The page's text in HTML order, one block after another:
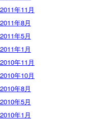
2011年11月
2011年8月
2011年5月
2011年1月
2010年11月
2010年10月
2010年8月
2010年5月
2010年1月